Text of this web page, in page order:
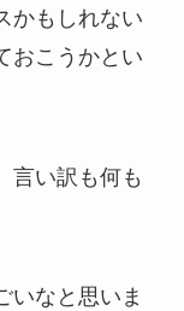
かもしれない
おこうかとい
言い訳も何も
いなと思いま